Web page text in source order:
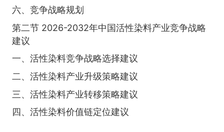
六、竞争战略规划
第二节 2026-2032年中国活性染料产业竞争战略
建议
一、活性染料竞争战略选择建议
二、活性染料产业升级策略建议
三、活性染料产业转移策略建议
四、活性染料价值链定位建议